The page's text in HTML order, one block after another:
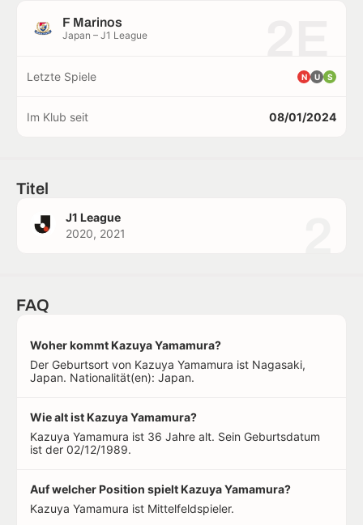
F Marinos
Japan – J1 League
Letzte Spiele N U S
Im Klub seit 08/01/2024
Titel
J1 League
2020, 2021
FAQ
Woher kommt Kazuya Yamamura?
Der Geburtsort von Kazuya Yamamura ist Nagasaki,
Japan. Nationalität(en): Japan.
Wie alt ist Kazuya Yamamura?
Kazuya Yamamura ist 36 Jahre alt. Sein Geburtsdatum
ist der 02/12/1989.
Auf welcher Position spielt Kazuya Yamamura?
Kazuya Yamamura ist Mittelfeldspieler.